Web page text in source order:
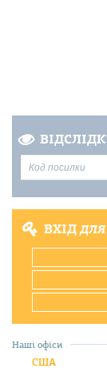
ВХІДДЛЯ
Наші офіси
США